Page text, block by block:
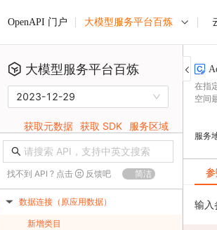
OpenAPI 门户 大模型服务平台百炼
大模型服务平台百炼
2023-12-29
获取元数据 获取 SDK 服务区域
找不到 API ? 点击 反馈吧 简洁
▶ 数据连接（原应用数据）
新增类目
在指
空间
服务
输入